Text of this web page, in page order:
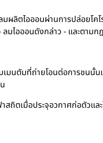
ตไอออนผ่านการปล่อยโคโ
มไอออนดังกล่าว - และตา
เมนตัมที่ถ่ายโอนต่อการชน
สถิตเมื่อประจุอวกาศก่อตัวแล